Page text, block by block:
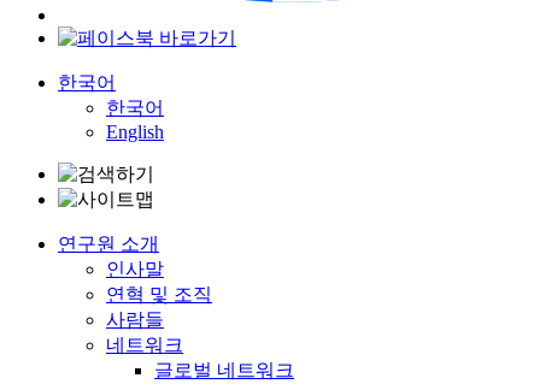
한국어
한국어
English
연구원 소개
인사말
연혁 및 조직
사람들
네트워크
글로벌 네트워크